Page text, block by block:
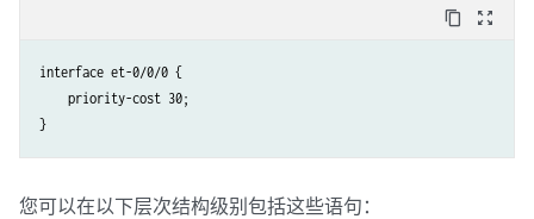
content_copy zoom_out_map
interface et-0/0/0 {
    priority-cost 30;
您可以在以下层次结构级别包括这些语句：